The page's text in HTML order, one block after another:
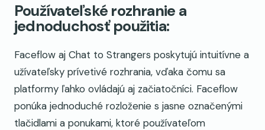
Používateľské rozhranie a
jednoduchosť použitia:
Faceflow aj Chat to Strangers poskytujú intuitívne a
užívateľsky prívetivé rozhrania, vďaka čomu sa
platformy ľahko ovládajú aj začiatočníci. Faceflow
ponúka jednoduché rozloženie s jasne označenými
tlačidlami a ponukami, ktoré používateľom